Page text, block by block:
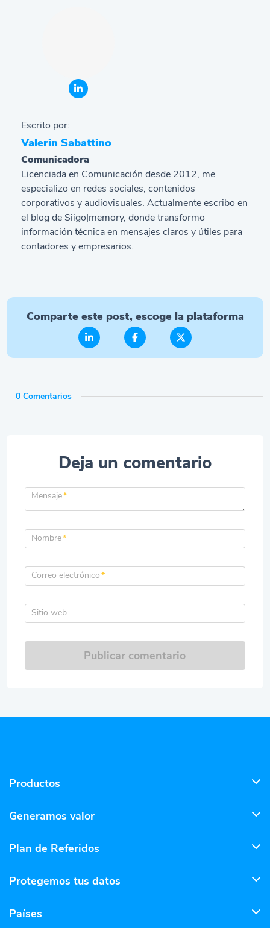
Escrito por:
Valerin Sabattino
Comunicadora
Licenciada en Comunicación desde 2012, me
especializo en redes sociales, contenidos
corporativos y audiovisuales. Actualmente escribo en
el blog de Siigo|memory, donde transformo
información técnica en mensajes claros y útiles para
contadores y empresarios.
Comparte este post, escoge la plataforma
0 Comentarios
Deja un comentario
Mensaje*
Nombre*
Correo electrónico*
Sitio web
Publicar comentario
Productos
Generamos valor
Plan de Referidos
Protegemos tus datos
Países